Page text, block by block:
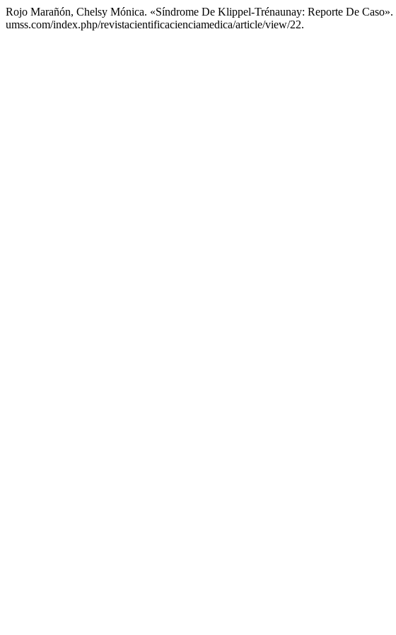
Rojo Marañón, Chelsy Mónica. «Síndrome De Klippel-Trénaunay: Reporte De Caso».
umss.com/index.php/revistacientificacienciamedica/article/view/22.